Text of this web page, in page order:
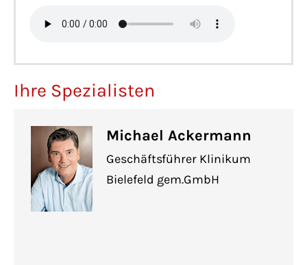
Ihre Spezialisten
Michael Ackermann
Geschäftsführer Klinikum
Bielefeld gem.GmbH